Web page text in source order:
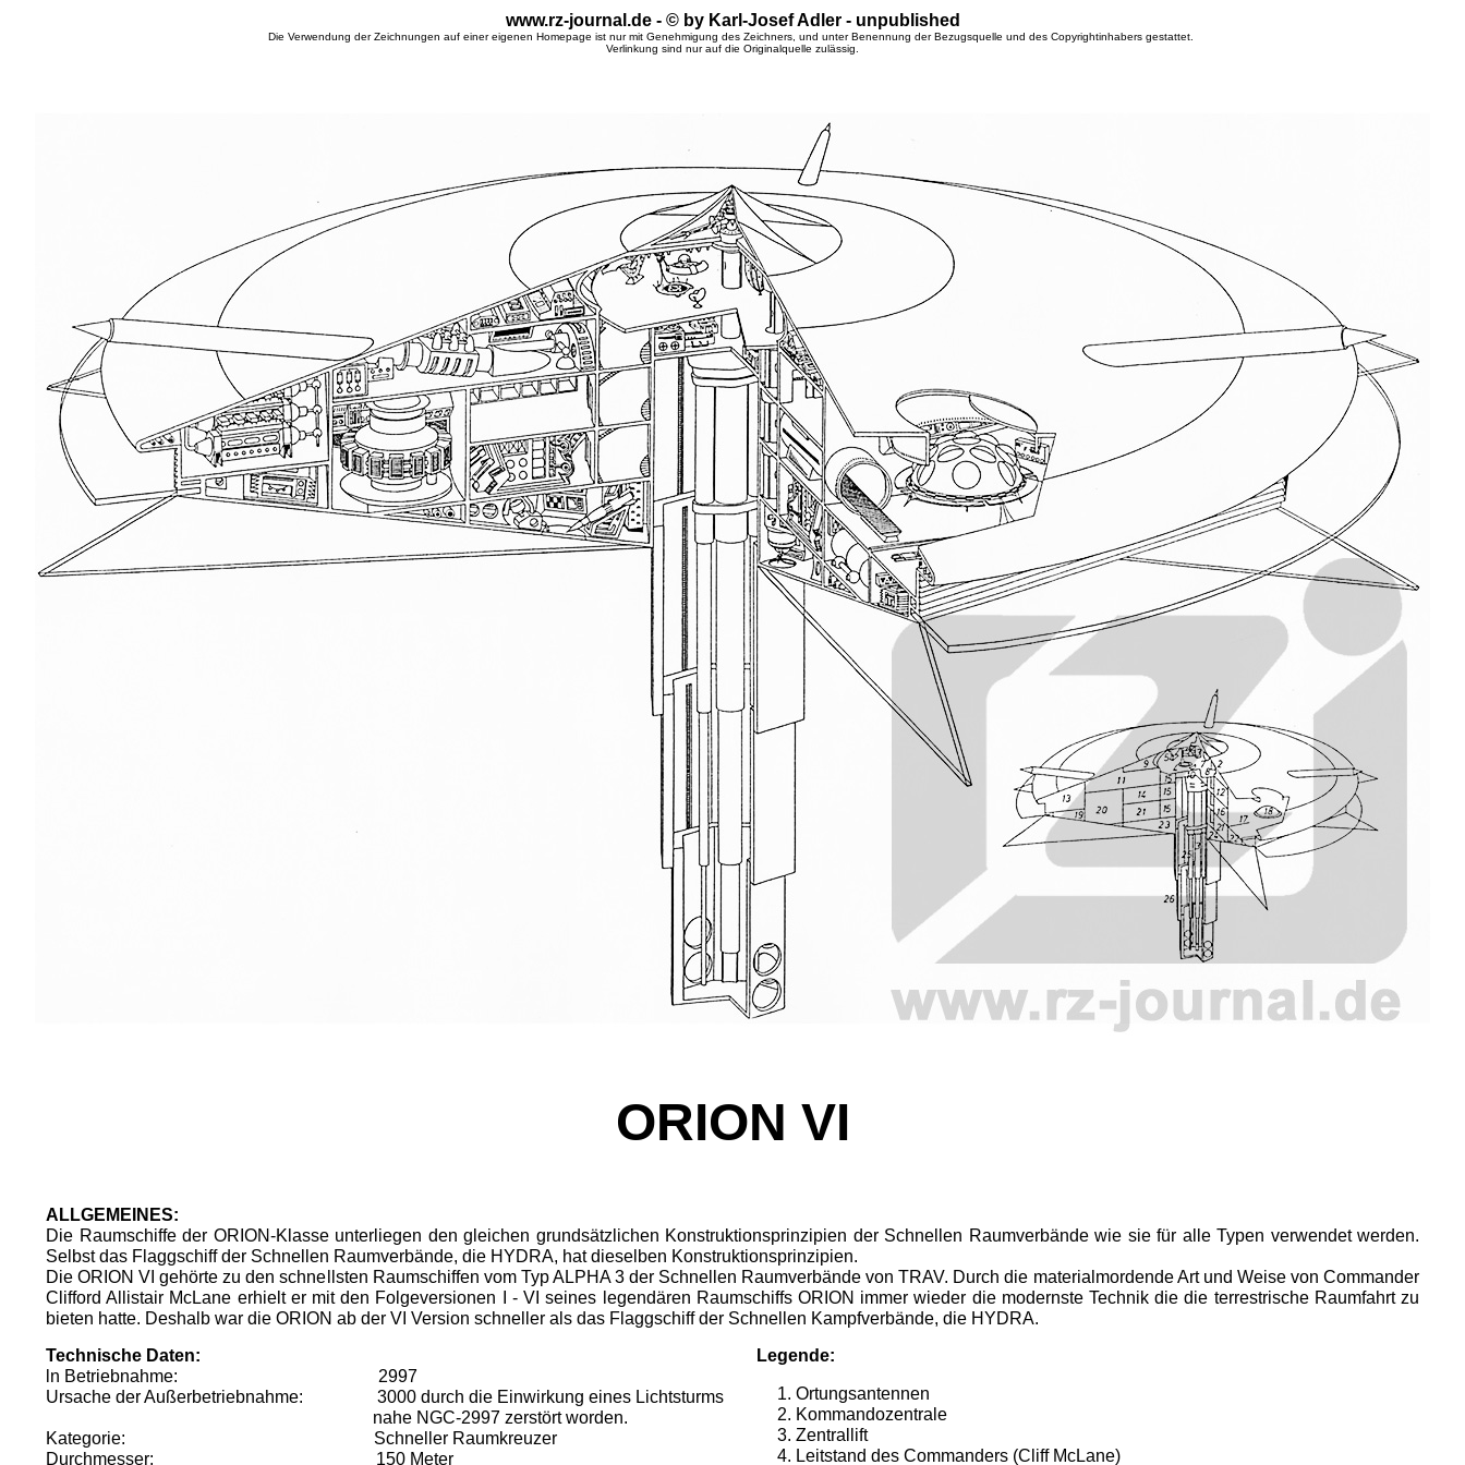
www.rz-journal.de - © by Karl-Josef Adler - unpublished
Die Verwendung der Zeichnungen auf einer eigenen Homepage ist nur mit Genehmigung des Zeichners, und unter Benennung der Bezugsquelle und des Copyrightinhabers gestattet.
Verlinkung sind nur auf die Originalquelle zulässig.
ORION VI
ALLGEMEINES:
Die Raumschiffe der ORION-Klasse unterliegen den gleichen grundsätzlichen Konstruktionsprinzipien der Schnellen Raumverbände wie sie für alle Typen verwendet werden.
Selbst das Flaggschiff der Schnellen Raumverbände, die HYDRA, hat dieselben Konstruktionsprinzipien.
Die ORION VI gehörte zu den schnellsten Raumschiffen vom Typ ALPHA 3 der Schnellen Raumverbände von TRAV. Durch die materialmordende Art und Weise von Commander
Clifford Allistair McLane erhielt er mit den Folge­versionen I - VI seines legendären Raumschiffs ORION immer wieder die modernste Technik die die terrestrische Raumfahrt zu
bieten hatte. Deshalb war die ORION ab der VI Version schneller als das Flaggschiff der Schnellen Kampfverbände, die HYDRA.
Technische Daten:
ln Betriebnahme:
2997
Ursache der Außerbetriebnahme: 3000 durch die Einwirkung eines Lichtsturms
nahe NGC-2997 zerstört worden.
Kategorie:
Schneller Raumkreuzer
Durchmesser:
150 Meter
Legende:
Ortungsantennen
Kommandozentrale
Zentrallift
Leitstand des Commanders (Cliff McLane)